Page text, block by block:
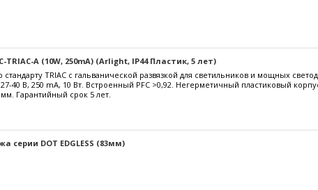
TRIAC-A (10W, 250mA) (Arlight, IP44 Пластик, 5 лет)
TRIAC с гальванической развязкой для светильников и мощных
40 В, 250 mА, 10 Вт. Встроенный PFC >0,92. Негерметичный пластиковый
Гарантийный срок 5 лет.
серии DOT EDGLESS (83мм)